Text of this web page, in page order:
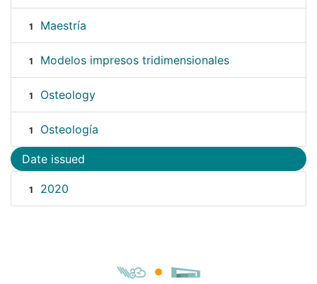
1 Maestría
1 Modelos impresos tridimensionales
1 Osteology
1 Osteología
Date issued
1 2020